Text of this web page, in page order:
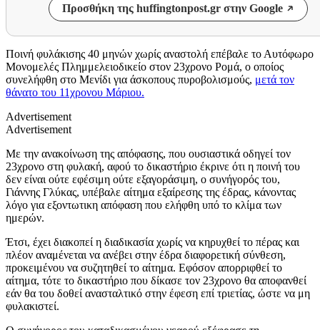
Προσθήκη της huffingtonpost.gr στην Google
Ποινή φυλάκισης 40 μηνών χωρίς αναστολή επέβαλε το Αυτόφωρο
Μονομελές Πλημμελειοδικείο στον 23χρονο Ρομά, ο οποίος
συνελήφθη στο Μενίδι για άσκοπους πυροβολισμούς, μετά τον
θάνατο του 11χρονου Μάριου.
Advertisement
Advertisement
Με την ανακοίνωση της απόφασης, που ουσιαστικά οδηγεί τον
23χρονο στη φυλακή, αφού το δικαστήριο έκρινε ότι η ποινή του
δεν είναι ούτε εφέσιμη ούτε εξαγοράσιμη, ο συνήγορός του,
Γιάννης Γλύκας, υπέβαλε αίτημα εξαίρεσης της έδρας, κάνοντας
λόγο για εξοντωτικη απόφαση που ελήφθη υπό το κλίμα των
ημερών.
Έτσι, έχει διακοπεί η διαδικασία χωρίς να κηρυχθεί το πέρας και
πλέον αναμένεται να ανέβει στην έδρα διαφορετική σύνθεση,
προκειμένου να συζητηθεί το αίτημα. Εφόσον απορριφθεί το
αίτημα, τότε το δικαστήριο που δίκασε τον 23χρονο θα αποφανθεί
εάν θα του δοθεί ανασταλτικό στην έφεση επί τριετίας, ώστε να μη
φυλακιστεί.